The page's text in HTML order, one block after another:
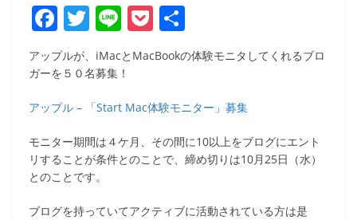
F
a
c
e
b
o
o
T
w
itt
er
Li
n
e
P
o
ck
et
有
アップルが、iMacとMacBookの体験モニタしてくれるブロ
ガーを５０名募集！
アップル – 「Start Mac体験モニター」募集
モニター期間は４ケ月、その間に10以上をブログにエント
リすることが条件とのことで、締め切りは10月25日（水）
とのことです。
ブログを持っていてアクティブに活動されている方は是